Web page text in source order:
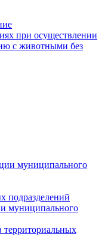
при осуществлении
с животными без
муниципального
подразделений
муниципального
территориальных